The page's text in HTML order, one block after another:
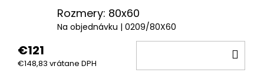
Rozmery: 80x60
Na objednávku | 0209/80X60
€121
€148,83 vrátane DPH